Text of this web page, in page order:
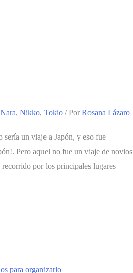
Nara, Nikko, Tokio / Por Rosana Lázaro
sería un viaje a Japón, y eso fue
Pero aquel no fue un viaje de novios
por los principales lugares
para organizarlo